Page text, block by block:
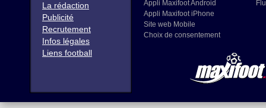
La rédaction
Publicité
Recrutement
Infos légales
Liens football
Appli Maxifoot Android
Appli Maxifoot iPhone
Site web Mobile
Choix de consentement